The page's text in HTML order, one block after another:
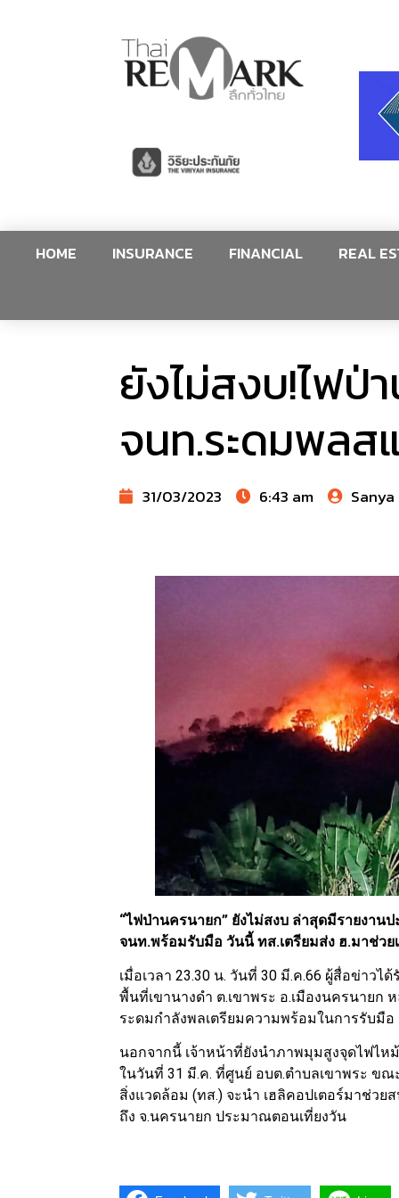
HOME INSURANCE FINANCIAL REAL
ยังไม่สงบ!ไฟป่
จนท.ระดมพล
31/03/2023 6:43 am Sanya
“ไฟป่านครนายก” ยังไม่สงบ ล่าสุดมีรายงา
จนท.พร้อมรับมือ วันนี้ ทส.เตรียมส่ง ฮ.มาช่วย
เมื่อเวลา 23.30 น. วันที่ 30 มี.ค.66 ผู้สื่อข่าว
พื้นที่เขานางดำ ต.เขาพระ อ.เมืองนครนาย
ระดมกำลังพลเตรียมความพร้อมในการรับมื
นอกจากนี้ เจ้าหน้าที่ยังนำภาพมุมสูงจุดไฟไ
ในวันที่ 31 มี.ค. ที่ศูนย์ อบต.ตำบลเขาพระ ข
สิ่งแวดล้อม (ทส.) จะนำ เฮลิคอปเตอร์มาช่วย
ถึง จ.นครนายก ประมาณตอนเที่ยงวัน